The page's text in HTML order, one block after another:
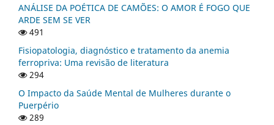
ANÁLISE DA POÉTICA DE CAMÕES: O AMOR É FOGO QUE
ARDE SEM SE VER
491
Fisiopatologia, diagnóstico e tratamento da anemia
ferropriva: Uma revisão de literatura
294
O Impacto da Saúde Mental de Mulheres durante o
Puerpério
289